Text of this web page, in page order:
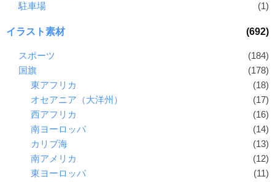
駐車場
(1)
イラスト素材 (692)
スポーツ
(184)
国旗
(178)
東アフリカ
(18)
オセアニア（大洋州）
(17)
西アフリカ
(16)
南ヨーロッパ
(14)
カリブ海
(13)
南アメリカ
(12)
東ヨーロッパ
(11)